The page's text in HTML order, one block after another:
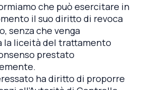
che può esercitare in
il suo diritto di revoca
senza che venga
la liceità del trattamento
prestato
ha diritto di proporre